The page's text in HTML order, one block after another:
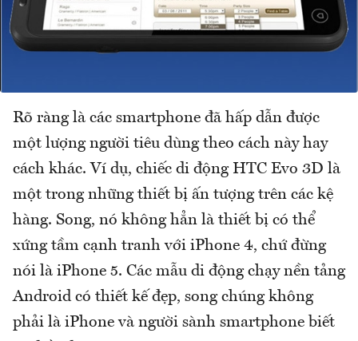
Rõ ràng là các smartphone đã hấp dẫn được
một lượng người tiêu dùng theo cách này hay
cách khác. Ví dụ, chiếc di động HTC Evo 3D là
một trong những thiết bị ấn tượng trên các kệ
hàng. Song, nó không hẳn là thiết bị có thể
xứng tầm cạnh tranh với iPhone 4, chứ đừng
nói là iPhone 5. Các mẫu di động chạy nền tảng
Android có thiết kế đẹp, song chúng không
phải là iPhone và người sành smartphone biết